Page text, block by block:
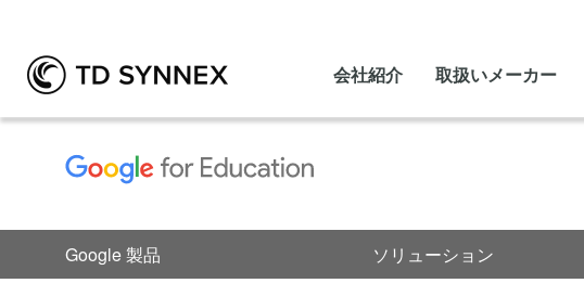
会社紹介 取扱いメーカー
Google 製品 ソリューション